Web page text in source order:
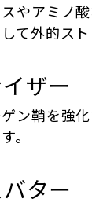
やアミノ
て外的ス
ザー
ン鞘を強
。
ター